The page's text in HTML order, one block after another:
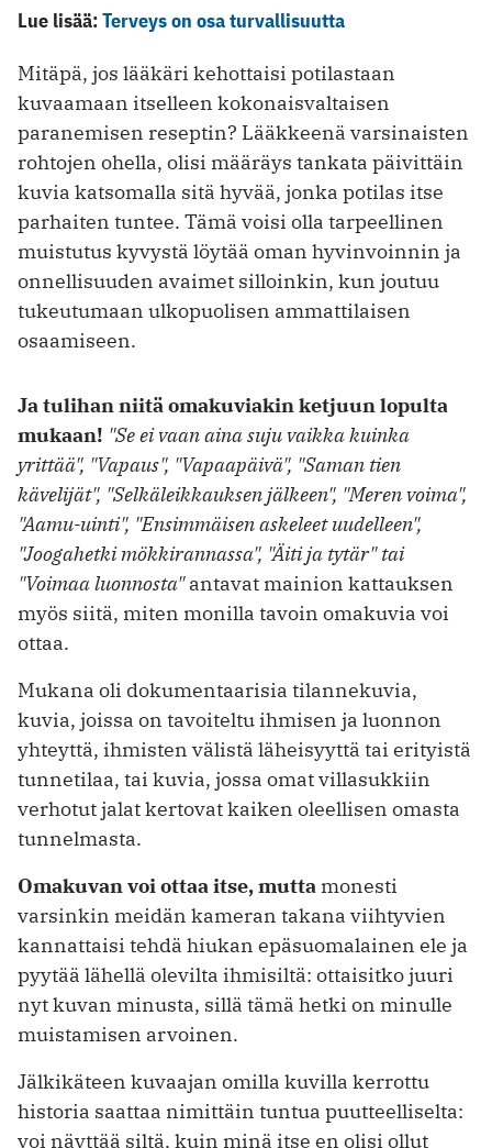
Lue lisää:Terveys on osa turvallisuutta
Mitäpä, jos lääkäri kehottaisi potilastaan
kuvaamaan itselleen kokonaisvaltaisen
paranemisen reseptin? Lääkkeenä varsinaisten
rohtojen ohella, olisi määräys tankata päivittäin
kuvia katsomalla sitä hyvää, jonka potilas itse
parhaiten tuntee. Tämä voisi olla tarpeellinen
muistutus kyvystä löytää oman hyvinvoinnin ja
onnellisuuden avaimet silloinkin, kun joutuu
tukeutumaan ulkopuolisen ammattilaisen
osaamiseen.
Ja tulihan niitä omakuviakin ketjuun lopulta
mukaan! "Se ei vaan aina suju vaikka kuinka
yrittää", "Vapaus", "Vapaapäivä", "Saman tien
kävelijät", "Selkäleikkauksen jälkeen", "Meren voima",
"Aamu-uinti", "Ensimmäisen askeleet uudelleen",
"Joogahetki mökkirannassa", "Äiti ja tytär" tai
"Voimaa luonnosta"antavat mainion kattauksen
myös siitä, miten monilla tavoin omakuvia voi
ottaa.
Mukana oli dokumentaarisia tilannekuvia,
kuvia, joissa on tavoiteltu ihmisen ja luonnon
yhteyttä, ihmisten välistä läheisyyttä tai erityistä
tunnetilaa, tai kuvia, jossa omat villasukkiin
verhotut jalat kertovat kaiken oleellisen omasta
tunnelmasta.
Omakuvan voi ottaa itse, mutta monesti
varsinkin meidän kameran takana viihtyvien
kannattaisi tehdä hiukan epäsuomalainen ele ja
pyytää lähellä olevilta ihmisiltä: ottaisitko juuri
nyt kuvan minusta, sillä tämä hetki on minulle
muistamisen arvoinen.
Jälkikäteen kuvaajan omilla kuvilla kerrottu
historia saattaa nimittäin tuntua puutteelliselta:
voi näyttää siltä, kuin minä itse en olisi ollut